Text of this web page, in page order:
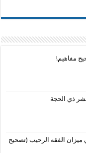
مفاهيم!
ذي الحجة
الفقه الرحيب (تصحيح